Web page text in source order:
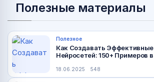
Полезные материалы
Полезное
Как Создавать
Нейросетей: 150+ Примеров
18.06.2025 548